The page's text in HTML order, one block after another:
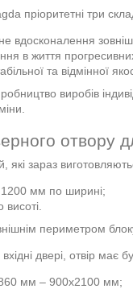
пріоритетні три
вдосконалення
в життя
та відмінної
виробів
отвору
які зараз
мм по ширині;
периметром
двері, отвір
мм – 900х2100 мм;